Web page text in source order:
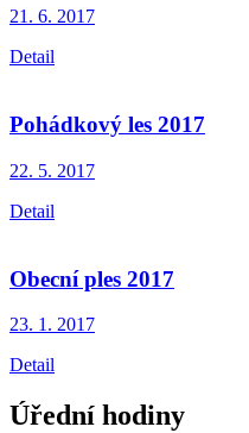
21. 6. 2017
Detail
Pohádkový les 2017
22. 5. 2017
Detail
Obecní ples 2017
23. 1. 2017
Detail
Úřední hodiny